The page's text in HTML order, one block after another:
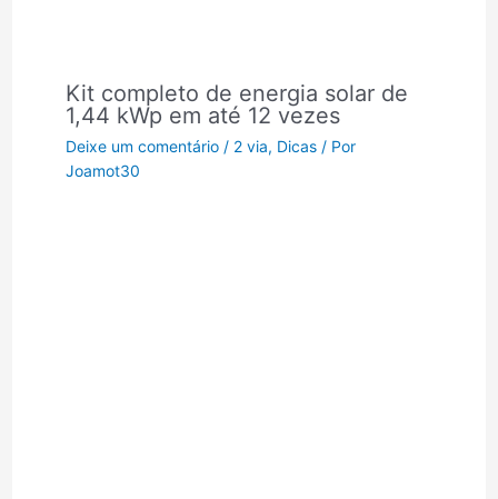
Kit completo de energia solar de
1,44 kWp em até 12 vezes
Deixe um comentário / 2 via, Dicas/ Por
Joamot30